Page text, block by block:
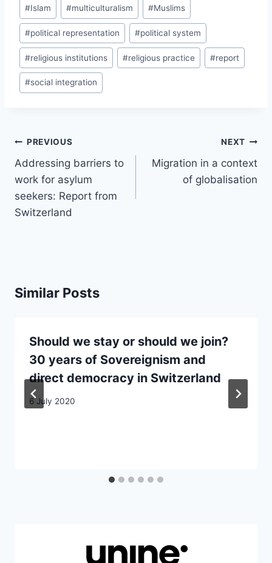
#Islam #multiculturalism #Muslims
#political representation #political system
#religious institutions #religious practice #report
#social integration
Post
navigation
PREVIOUS
Addressing barriers to
work for asylum
seekers: Report from
Switzerland
NEXT
Migration in a context
of globalisation
Similar Posts
Should we stay or should we join?
30 years of Sovereignism and
direct democracy in Switzerland
6 July 2020